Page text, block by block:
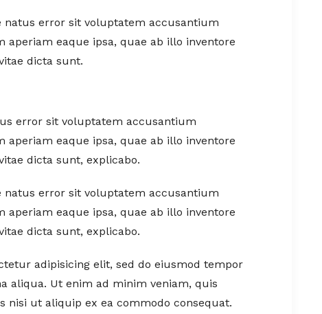
natus error sit voluptatem accusantium
eaque ipsa, quae ab illo inventore
dicta sunt.
error sit voluptatem accusantium
eaque ipsa, quae ab illo inventore
dicta sunt, explicabo.
natus error sit voluptatem accusantium
eaque ipsa, quae ab illo inventore
dicta sunt, explicabo.
adipisicing elit, sed do eiusmod tempor
aliqua. Ut enim ad minim veniam, quis
nisi ut aliquip ex ea commodo consequat.